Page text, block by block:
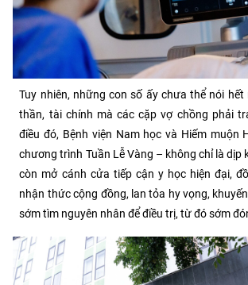
Tuy nhiên, những con số ấy chưa thể nói
thần, tài chính mà các cặp vợ chồng phải
điều đó, Bệnh viện Nam học và Hiếm muộn
chương trình Tuần Lễ Vàng – không chỉ là dịp
còn mở cánh cửa tiếp cận y học hiện đại,
nhận thức cộng đồng, lan tỏa hy vọng,
sớm tìm nguyên nhân để điều trị, từ đó sớm